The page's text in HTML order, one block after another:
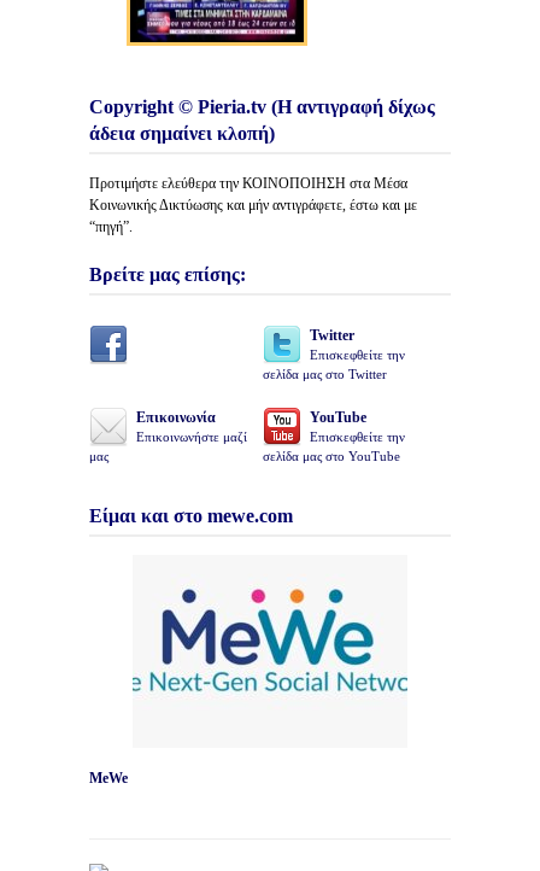
Copyright © Pieria.tv (Η αντιγραφή δίχως
άδεια σημαίνει κλοπή)
Προτιμήστε ελεύθερα την ΚΟΙΝΟΠΟΙΗΣΗ στα Μέσα
Κοινωνικής Δικτύωσης και μήν αντιγράφετε, έστω και με
“πηγή”.
Βρείτε μας επίσης:
Twitter
Επισκεφθείτε την
σελίδα μας στο Twitter
Επικοινωνία
Επικοινωνήστε μαζί
μας
YouTube
Επισκεφθείτε την
σελίδα μας στο YouTube
Είμαι και στο mewe.com
MeWe